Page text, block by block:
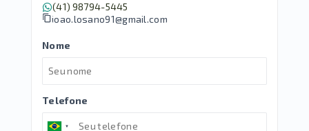
(41) 98794-5445
joao.losano91@gmail.com
Nome
Telefone